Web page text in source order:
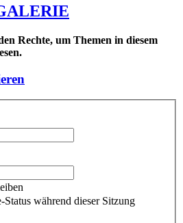
Rechte, um Themen in diesem
während dieser Sitzung